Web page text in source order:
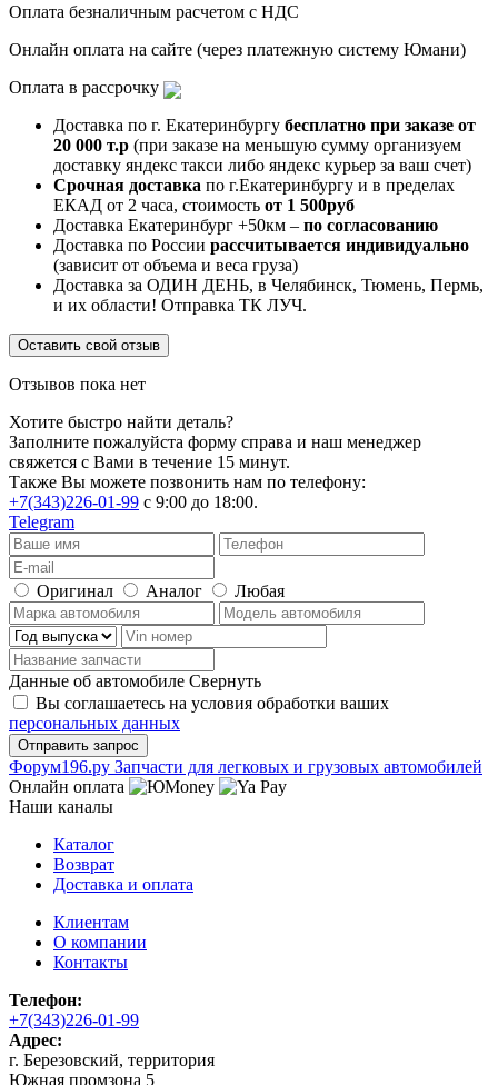
Оплата безналичным расчетом с НДС
Онлайн оплата на сайте (через платежную систему Юмани)
Оплата в рассрочку
Доставка по г. Екатеринбургу бесплатно при заказе от
20 000 т.р (при заказе на меньшую сумму организуем
доставку яндекс такси либо яндекс курьер за ваш счет)
Срочная доставка по г.Екатеринбургу и в пределах
ЕКАД от 2 часа, стоимость от 1 500руб
Доставка Екатеринбург +50км – по согласованию
Доставка по России рассчитывается индивидуально
(зависит от объема и веса груза)
Доставка за ОДИН ДЕНЬ, в Челябинск, Тюмень, Пермь,
и их области! Отправка ТК ЛУЧ.
Оставить свой отзыв
Отзывов пока нет
Хотите быстро найти деталь?
Заполните пожалуйста форму справа и наш менеджер
свяжется с Вами в течение 15 минут.
Также Вы можете позвонить нам по телефону:
+7(343)226-01-99 с 9:00 до 18:00.
Telegram
Оригинал Аналог Любая
Данные об автомобиле Свернуть
Вы соглашаетесь на условия обработки ваших
персональных данных
Фoрум196.ру Запчасти для легковых и грузовых автомобилей
Онлайн оплата
Наши каналы
Каталог
Возврат
Доставка и оплата
Клиентам
О компании
Контакты
Телефон:
+7(343)226-01-99
Адрес:
г. Березовский, территория
Южная промзона 5